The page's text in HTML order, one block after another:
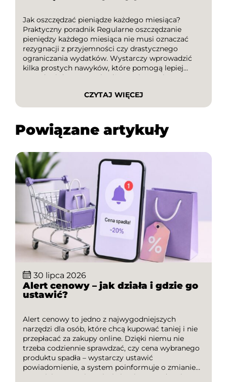
Jak oszczędzać pieniądze każdego miesiąca?
Praktyczny poradnik Regularne oszczędzanie
pieniędzy każdego miesiąca nie musi oznaczać
rezygnacji z przyjemności czy drastycznego
ograniczania wydatków. Wystarczy wprowadzić
kilka prostych nawyków, które pomogą lepiej
zarządzać domowym budżetem i stopniowo
tym poradniku dowiesz się, jak skutecznie
oszczędzać, na co zwrócić uwagę podczas
kody […]
CZYTAJ WIĘCEJ
Powiązane artykuły
30 lipca 2026
Alert cenowy – jak działa i gdzie go
ustawić?
Alert cenowy to jedno z najwygodniejszych
narzędzi dla osób, które chcą kupować taniej i nie
przepłacać za zakupy online. Dzięki niemu nie
trzeba codziennie sprawdzać, czy cena wybranego
produktu spadła – wystarczy ustawić
powiadomienie, a system poinformuje o zmianie
wartości. To rozwiązanie świetnie sprawdza się